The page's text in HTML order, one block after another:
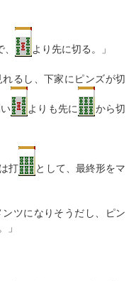
より先に切る。」
るし、下家にピンズが切
よりも先に
から切
打
として、最終形をマ
ンツになりそうだし、ピン
」